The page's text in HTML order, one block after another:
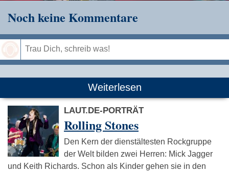
Noch keine Kommentare
Weiterlesen
LAUT.DE-PORTRÄT
Rolling Stones
Den Kern der dienstältesten Rockgruppe
der Welt bilden zwei Herren: Mick Jagger
und Keith Richards. Schon als Kinder gehen sie in den